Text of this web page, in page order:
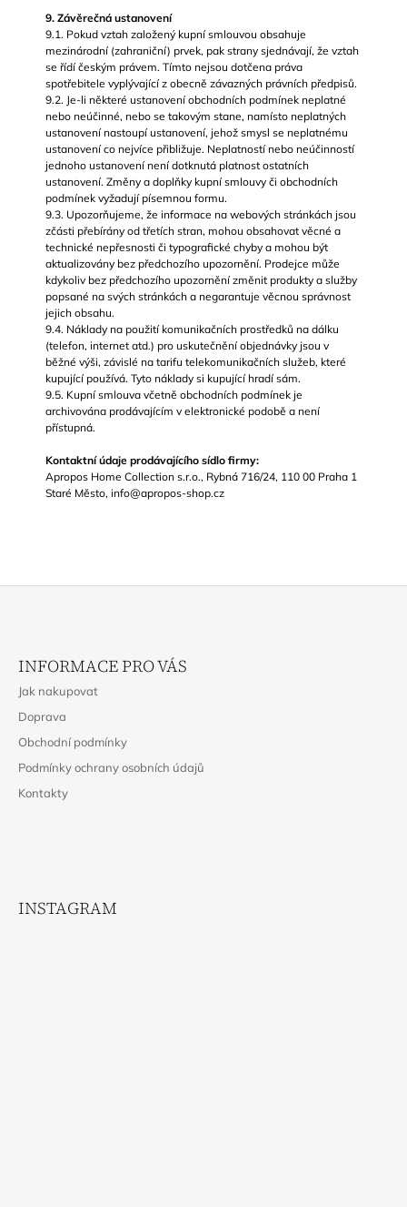
9. Závěrečná ustanovení
9.1. Pokud vztah založený kupní smlouvou obsahuje
mezinárodní (zahraniční) prvek, pak strany sjednávají, že vztah
se řídí českým právem. Tímto nejsou dotčena práva
spotřebitele vyplývající z obecně závazných právních předpisů.
9.2. Je-li některé ustanovení obchodních podmínek neplatné
nebo neúčinné, nebo se takovým stane, namísto neplatných
ustanovení nastoupí ustanovení, jehož smysl se neplatnému
ustanovení co nejvíce přibližuje. Neplatností nebo neúčinností
jednoho ustanovení není dotknutá platnost ostatních
ustanovení. Změny a doplňky kupní smlouvy či obchodních
podmínek vyžadují písemnou formu.
9.3. Upozorňujeme, že informace na webových stránkách jsou
zčásti přebírány od třetích stran, mohou obsahovat věcné a
technické nepřesnosti či typografické chyby a mohou být
aktualizovány bez předchozího upozornění. Prodejce může
kdykoliv bez předchozího upozornění změnit produkty a služby
popsané na svých stránkách a negarantuje věcnou správnost
jejich obsahu.
9.4. Náklady na použití komunikačních prostředků na dálku
(telefon, internet atd.) pro uskutečnění objednávky jsou v
běžné výši, závislé na tarifu telekomunikačních služeb, které
kupující používá. Tyto náklady si kupující hradí sám.
9.5. Kupní smlouva včetně obchodních podmínek je
archivována prodávajícím v elektronické podobě a není
přístupná.
Kontaktní údaje prodávajícího sídlo firmy:
Apropos Home Collection s.r.o., Rybná 716/24, 110 00 Praha 1
Staré Město, info@apropos-shop.cz
INFORMACE PRO VÁS
Jak nakupovat
Doprava
Obchodní podmínky
Podmínky ochrany osobních údajů
Kontakty
INSTAGRAM